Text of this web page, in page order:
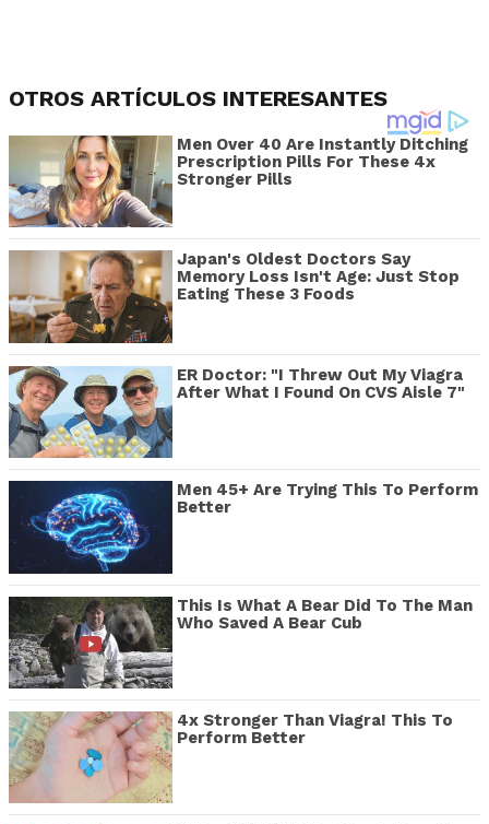
OTROS ARTÍCULOS INTERESANTES
Men Over 40 Are Instantly Ditching
Prescription Pills For These 4x
Stronger Pills
Japan's Oldest Doctors Say
Memory Loss Isn't Age: Just Stop
Eating These 3 Foods
ER Doctor: "I Threw Out My Viagra
After What I Found On CVS Aisle 7"
Men 45+ Are Trying This To Perform
Better
This Is What A Bear Did To The Man
Who Saved A Bear Cub
4x Stronger Than Viagra! This To
Perform Better